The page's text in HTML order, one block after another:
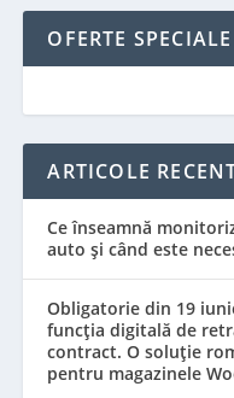
OFERTE SPECIALE
ARTICOLE
Ce înseamnă
auto și când este
Obligatorie din 19
funcția digitală de
contract. O soluție
pentru magazinele